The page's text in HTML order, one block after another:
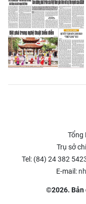
Tổng
Trụ sở
Tel: (84) 24 382
E-mail:
©2026. Bản